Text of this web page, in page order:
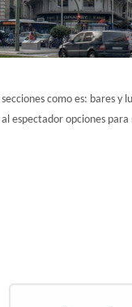
como es: bares
opciones